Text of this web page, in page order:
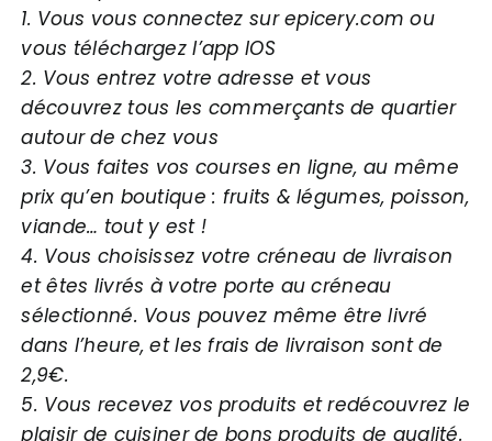
1. Vous vous connectez sur epicery.com ou
vous téléchargez l’app IOS
2. Vous entrez votre adresse et vous
découvrez tous les commerçants de quartier
autour de chez vous
3. Vous faites vos courses en ligne, au même
prix qu’en boutique : fruits & légumes, poisson,
viande… tout y est !
4. Vous choisissez votre créneau de livraison
et êtes livrés à votre porte au créneau
sélectionné. Vous pouvez même être livré
dans l’heure, et les frais de livraison sont de
2,9€.
5. Vous recevez vos produits et redécouvrez le
plaisir de cuisiner de bons produits de qualité.